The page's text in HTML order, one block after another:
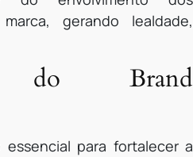
gerando lealdade,
do Brand
para fortalecer a